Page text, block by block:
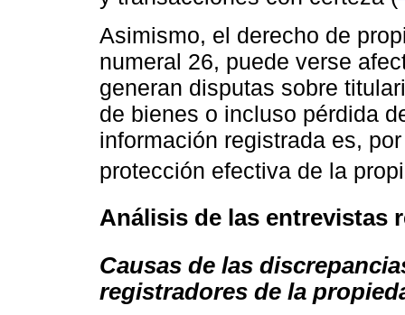
Asimismo, el derecho de
numeral 26, puede verse
generan disputas sobre
de bienes o incluso pérdida
información registrada es,
protección efectiva de la
Análisis de las entrevistas
Causas de las
registradores de la